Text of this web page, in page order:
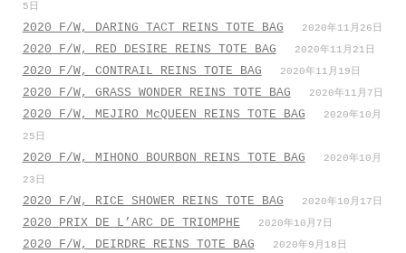
5日
2020 F/W, DARING TACT REINS TOTE BAG 2020年11月26日
2020 F/W, RED DESIRE REINS TOTE BAG 2020年11月21日
2020 F/W, CONTRAIL REINS TOTE BAG 2020年11月19日
2020 F/W, GRASS WONDER REINS TOTE BAG 2020年11月7日
2020 F/W, MEJIRO McQUEEN REINS TOTE BAG
2020年10月
25日
2020 F/W, MIHONO BOURBON REINS TOTE BAG
2020年10月
23日
2020 F/W, RICE SHOWER REINS TOTE BAG 2020年10月17日
2020 PRIX DE L’ARC DE TRIOMPHE 2020年10月7日
2020 F/W, DEIRDRE REINS TOTE BAG 2020年9月18日